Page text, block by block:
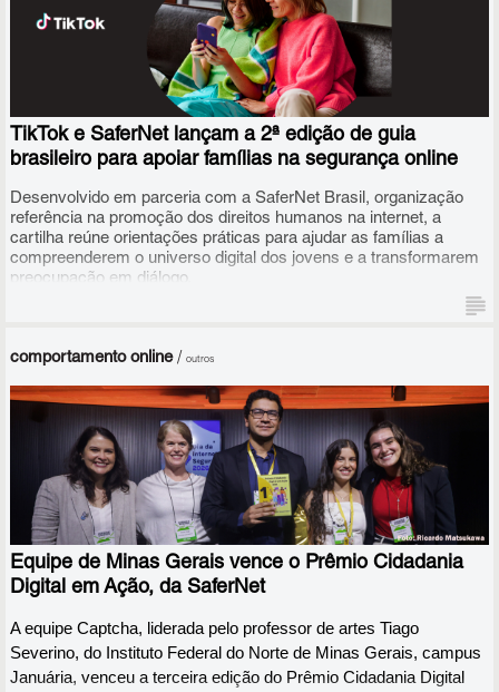
A iniciativa global tem como objetivo envolver diferentes atores,
públicos e privados, na promoção de atividades de
conscientização em torno do uso seguro, consciente e
responsável das tecnologias digitais.
TikTok e SaferNet lançam a 2ª edição de guia
brasileiro para apoiar famílias na segurança online
Desenvolvido em parceria com a SaferNet Brasil, organização
referência na promoção dos direitos humanos na internet, a
cartilha reúne orientações práticas para ajudar as famílias a
compreenderem o universo digital dos jovens e a transformarem
preocupação em diálogo.
O material também traz dicas valiosas para que os responsáveis
possam reconhecer sinais de alerta e encontrar caminhos para
estabelecer acordos claros sobre o uso da tecnologia,
respeitando a privacidade e a autonomia progressiva conforme a
maturidade de cada jovem.
comportamento online/outros
Equipe de Minas Gerais vence o Prêmio Cidadania
Digital em Ação, da SaferNet
A equipe Captcha, liderada pelo professor de artes Tiago
Severino, do Instituto Federal do Norte de Minas Gerais, campus
Januária, venceu a terceira edição do Prêmio Cidadania Digital